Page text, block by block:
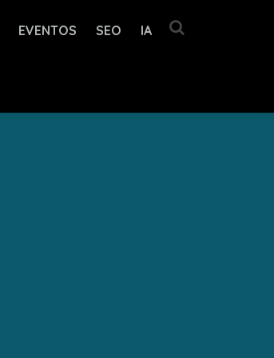
EVENTOS SEO IA